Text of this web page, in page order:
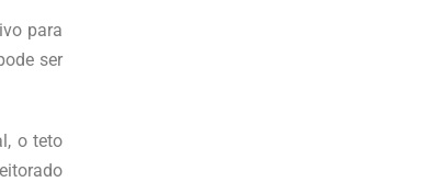
para
ser
o teto